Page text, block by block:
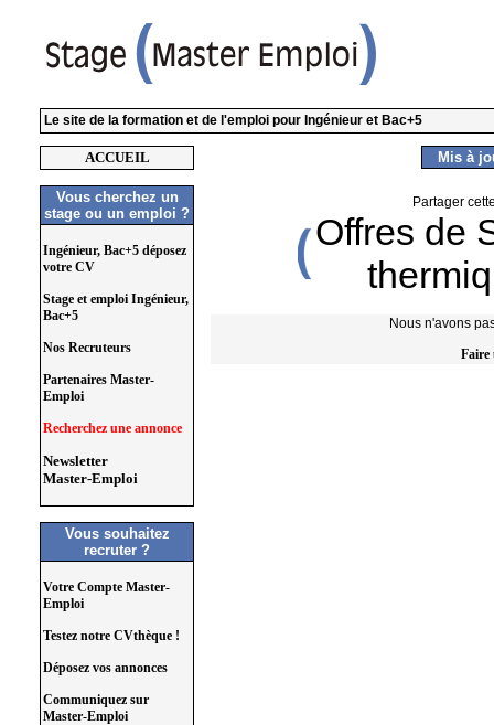
Le site de la formation et de l'emploi pour Ingénieur et Bac+5
ACCUEIL
Vous cherchez un
stage ou un emploi ?
Ingénieur, Bac+5 déposez
votre CV
Stage et emploi Ingénieur,
Bac+5
Nos Recruteurs
Partenaires Master-
Emploi
Recherchez une annonce
Newsletter
Master-Emploi
Vous souhaitez
recruter ?
Votre Compte Master-
Emploi
Testez notre CVthèque !
Déposez vos annonces
Communiquez sur
Master-Emploi
Mis à
Partager
Offres de
Nous n'avons
Faire